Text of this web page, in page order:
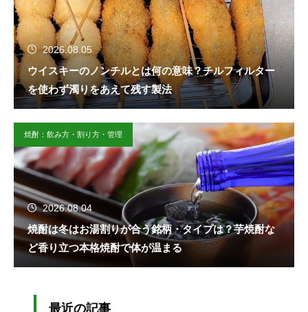
2026.08.05
ウイスキーのノンチルとは何の意味？チルフィルター
を使わず濁りをあえて残す製法
焼酎：飲み方・割り方・管理
2026.08.04
焼酎は冬はお湯割りが合う銘柄・タイプは？芋焼酎な
ど香り立つ本格焼酎で体が温まる
最近の記事